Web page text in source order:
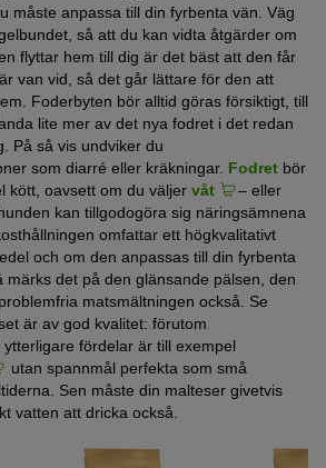
måste anpassa till din fyrbenta vän. Väg
så att du kan vidta åtgärder om
flyttar hem till dig är det bäst att den får
van vid, så det går lättare för den att
Foderbyten bör alltid göras försiktigt, till
lite mer av det nya fodret i det redan
På så vis undviker du
som diarré eller kräkningar. Fodret bör
kött, oavsett om du väljer våt
– eller
kan tillgodogöra sig näringsämnena
omfattar ett högkvalitativt
och om den anpassas till din fyrbenta
märks det på den glänsande pälsen, den
matsmältningen också. Se
är av god kvalitet: förutom
fördelar är till exempel
utan spannmål perfekta som små
Sen måste din malteser givetvis
vatten att dricka också.